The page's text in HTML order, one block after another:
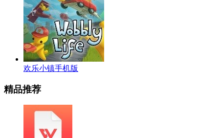
欢乐小镇手机版
精品推荐